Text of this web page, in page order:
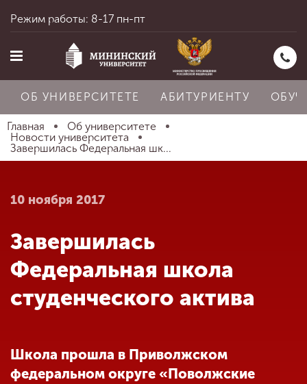
Главная
Абитуриенту
Обучение
Наука
Режим работы: 8-17 пн-пт
ОБ УНИВЕРСИТЕТЕ АБИТУРИЕНТУ
Главная
Об университете
Новости университета
Завершилась Федеральная шк...
10 ноября 2017
Завершилась
Федеральная школа
студенческого актива
Школа прошла в Приволжском
федеральном округе «Поволжские